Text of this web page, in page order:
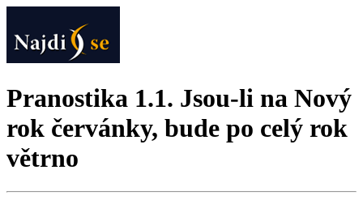
Pranostika 1.1. Jsou-li na Nový
rok červánky, bude po celý rok
větrno